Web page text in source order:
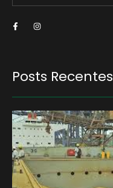
Posts Recentes